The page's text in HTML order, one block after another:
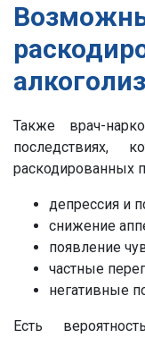
Также врач-
последствиях,
раскодированных
депрессия и
снижение
появление
частные
негативные
Есть